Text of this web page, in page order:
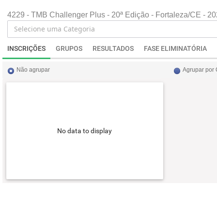
4229 - TMB Challenger Plus - 20ª Edição - Fortaleza/CE -
INSCRIÇÕES GRUPOS RESULTADOS FASE ELIMINATÓRIA
Não agrupar Agrupar por
No data to display